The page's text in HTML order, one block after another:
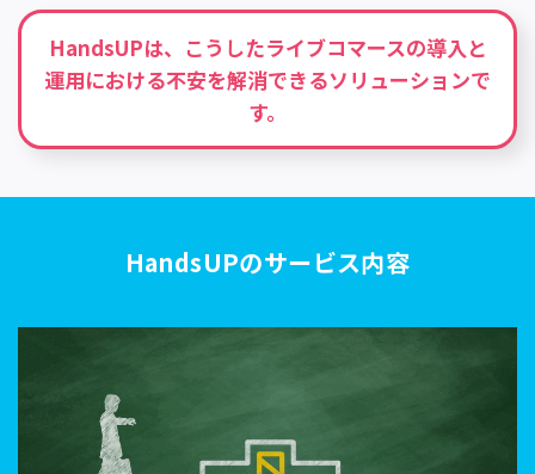
HandsUPは、こうしたライブコマースの導入と
運用における不安を解消できるソリューションで
す。
HandsUPのサービス内容